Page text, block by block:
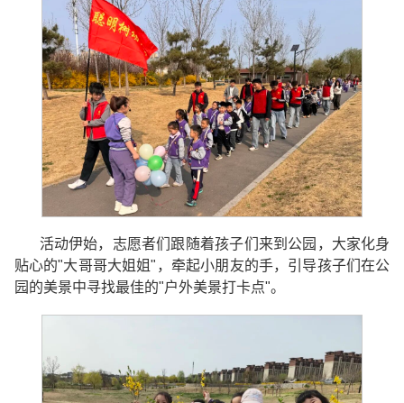
活动伊始，志愿者们跟随着孩子们来到公园，大家化身
贴心的"大哥哥大姐姐"，牵起小朋友的手，引导孩子们在公
园的美景中寻找最佳的"户外美景打卡点"。